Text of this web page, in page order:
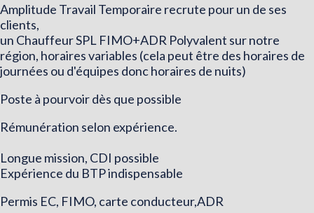
Amplitude Travail Temporaire recrute pour un de ses
clients,
un Chauffeur SPL FIMO+ADR Polyvalent sur notre
région, horaires variables (cela peut être des horaires de
journées ou d'équipes donc horaires de nuits)
Poste à pourvoir dès que possible
Rémunération selon expérience.
Longue mission, CDI possible
Expérience du BTP indispensable
Permis EC, FIMO, carte conducteur,ADR